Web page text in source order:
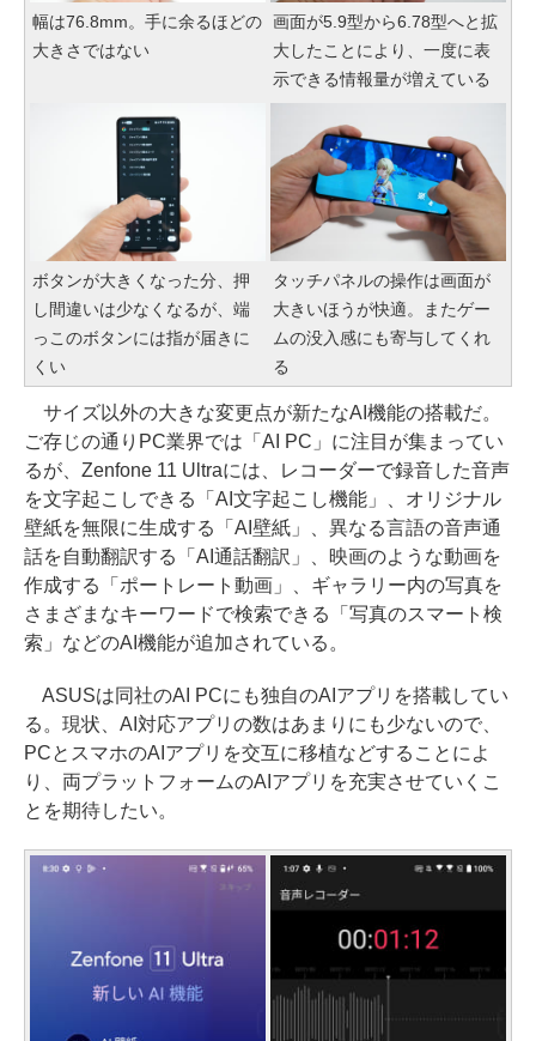
幅は76.8mm。手に余るほどの
大きさではない
画面が5.9型から6.78型へと拡
大したことにより、一度に表
示できる情報量が増えている
ボタンが大きくなった分、押
し間違いは少なくなるが、端
っこのボタンには指が届きに
くい
タッチパネルの操作は画面が
大きいほうが快適。またゲー
ムの没入感にも寄与してくれ
る
サイズ以外の大きな変更点が新たなAI機能の搭載だ。
ご存じの通りPC業界では「AI PC」に注目が集まってい
るが、Zenfone 11 Ultraには、レコーダーで録音した音声
を文字起こしできる「AI文字起こし機能」、オリジナル
壁紙を無限に生成する「AI壁紙」、異なる言語の音声通
話を自動翻訳する「AI通話翻訳」、映画のような動画を
作成する「ポートレート動画」、ギャラリー内の写真を
さまざまなキーワードで検索できる「写真のスマート検
索」などのAI機能が追加されている。
ASUSは同社のAI PCにも独自のAIアプリを搭載してい
る。現状、AI対応アプリの数はあまりにも少ないので、
PCとスマホのAIアプリを交互に移植などすることによ
り、両プラットフォームのAIアプリを充実させていくこ
とを期待したい。